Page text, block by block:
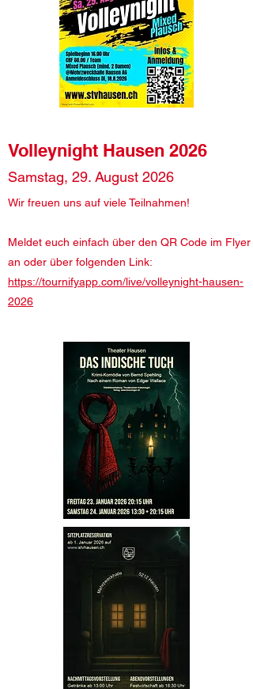
Volleynight Hausen 2026
Samstag, 29. August 2026
Wir freuen uns auf viele Teilnahmen!
Meldet euch einfach über den QR Code im Flyer
an oder über folgenden Link:
https://tournifyapp.com/live/volleynight-hausen-
2026